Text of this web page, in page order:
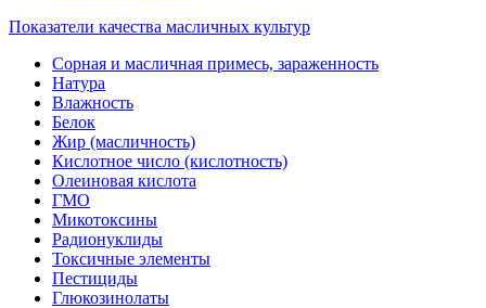
Показатели качества масличных культур
Сорная и масличная примесь, зараженность
Натура
Влажность
Белок
Жир (масличность)
Кислотное число (кислотность)
Олеиновая кислота
ГМО
Микотоксины
Радионуклиды
Токсичные элементы
Пестициды
Глюкозинолаты